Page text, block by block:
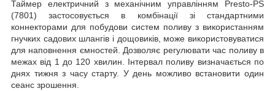
Таймер електричний з механічним управлінням Presto-PS
(7801) застосовується в комбінації зі стандартними
коннекторами для побудови систем поливу з використанням
гнучких садових шлангів і дощовиків, може використовуватися
для наповнення ємностей. Дозволяє регулювати час поливу в
межах від 1 до 120 хвилин. Інтервал поливу визначається по
днях тижня з часу старту. У день можливо встановити один
сеанс зрошення.